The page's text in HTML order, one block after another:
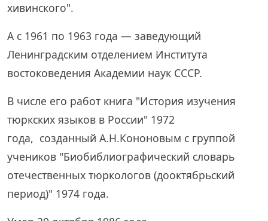
хивинского".
А с 1961 по 1963 года — заведующий
Ленинградским отделением Института
востоковедения Академии наук СССР.
В числе его работ книга "История изучения
тюркских языков в России" 1972
года, созданный А.Н.Кононовым с группой
учеников "Биобиблиографический словарь
отечественных тюркологов (дооктябрьский
период)" 1974 года.